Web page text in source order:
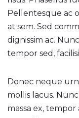
Pellentesque ac
at sem. Sed
dignissim ac.
tempor sed,
Donec neque
mollis lacus.
massa ex, tempor